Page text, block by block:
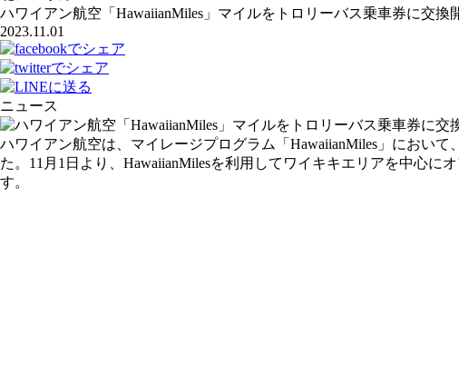
ハワイアン航空「HawaiianMiles」マイルをトロリーバス乗車券に交換
2023.11.01
ニュース
ハワイアン航空は、マイレージプログラム「HawaiianMiles」におい
た。11月1日より、HawaiianMilesを利用してワイキキエリアを中心に
す。